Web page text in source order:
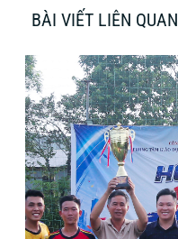
BÀI VIẾT LIÊN QUAN